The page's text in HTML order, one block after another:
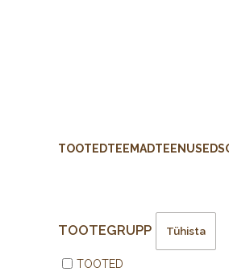
TOOTEDTEEMADTEENUSED
TOOTEGRUPP Tühista
TOOTED